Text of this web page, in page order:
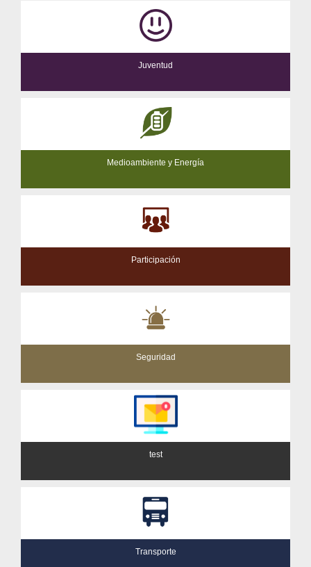
Juventud
Medioambiente y Energía
Participación
Seguridad
test
Transporte